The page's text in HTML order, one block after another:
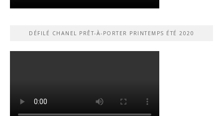
DÉFILÉ CHANEL PRÊT-À-PORTER PRINTEMPS ÉTÉ 2020